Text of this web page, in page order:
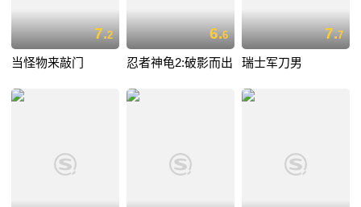
7.2
当怪物来敲门
6.6
忍者神龟2:破影而出
7.7
瑞士军刀男